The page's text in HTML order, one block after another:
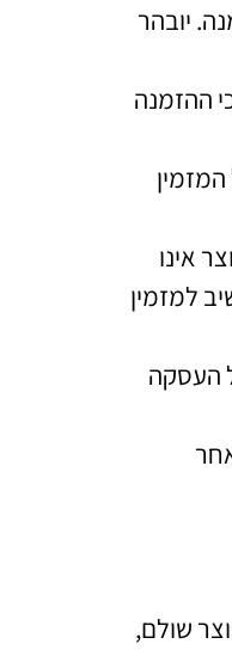
יובהר
ההזמנה
אינו
למזמין
העסקה
שולם,